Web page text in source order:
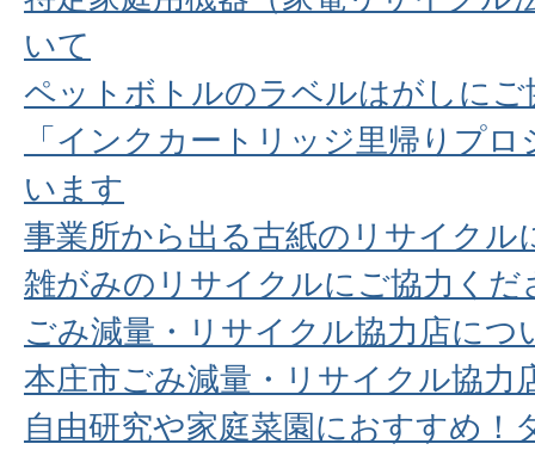
いて
ペットボトルのラベルはがしに
「インクカートリッジ里帰りプ
います
事業所から出る古紙のリサイクル
雑がみのリサイクルにご協力くだ
ごみ減量・リサイクル協力店につ
本庄市ごみ減量・リサイクル協力
自由研究や家庭菜園におすすめ！